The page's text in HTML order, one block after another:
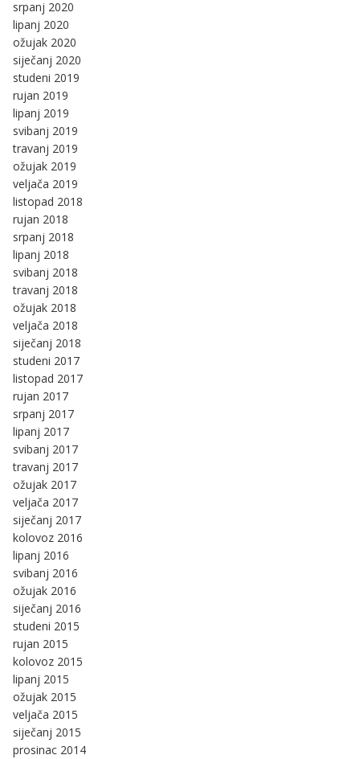
srpanj 2020
lipanj 2020
ožujak 2020
siječanj 2020
studeni 2019
rujan 2019
lipanj 2019
svibanj 2019
travanj 2019
ožujak 2019
veljača 2019
listopad 2018
rujan 2018
srpanj 2018
lipanj 2018
svibanj 2018
travanj 2018
ožujak 2018
veljača 2018
siječanj 2018
studeni 2017
listopad 2017
rujan 2017
srpanj 2017
lipanj 2017
svibanj 2017
travanj 2017
ožujak 2017
veljača 2017
siječanj 2017
kolovoz 2016
lipanj 2016
svibanj 2016
ožujak 2016
siječanj 2016
studeni 2015
rujan 2015
kolovoz 2015
lipanj 2015
ožujak 2015
veljača 2015
siječanj 2015
prosinac 2014